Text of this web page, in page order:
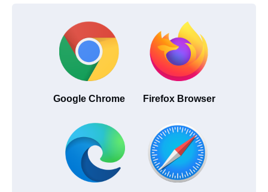
Google Chrome Firefox Browser